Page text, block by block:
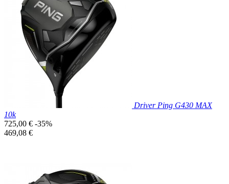
Driver Ping G430 MAX
10k
Prix
de
725,00 € -35%
Prix
469,08 €
Prix réduit